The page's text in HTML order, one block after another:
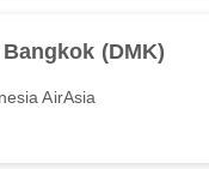
Bangkok (DMK)
AirAsia